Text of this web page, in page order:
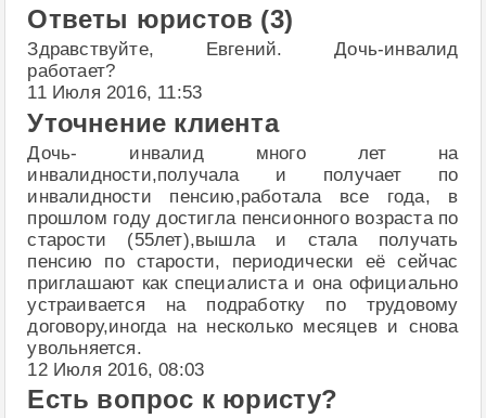
Ответы юристов (3)
Здравствуйте, Евгений. Дочь-инвалид
работает?
11 Июля 2016, 11:53
Уточнение клиента
Дочь- инвалид много лет на
инвалидности,получала и получает по
инвалидности пенсию,работала все года, в
прошлом году достигла пенсионного возраста по
старости (55лет),вышла и стала получать
пенсию по старости, периодически её сейчас
приглашают как специалиста и она официально
устраивается на подработку по трудовому
договору,иногда на несколько месяцев и снова
увольняется.
12 Июля 2016, 08:03
Есть вопрос к юристу?